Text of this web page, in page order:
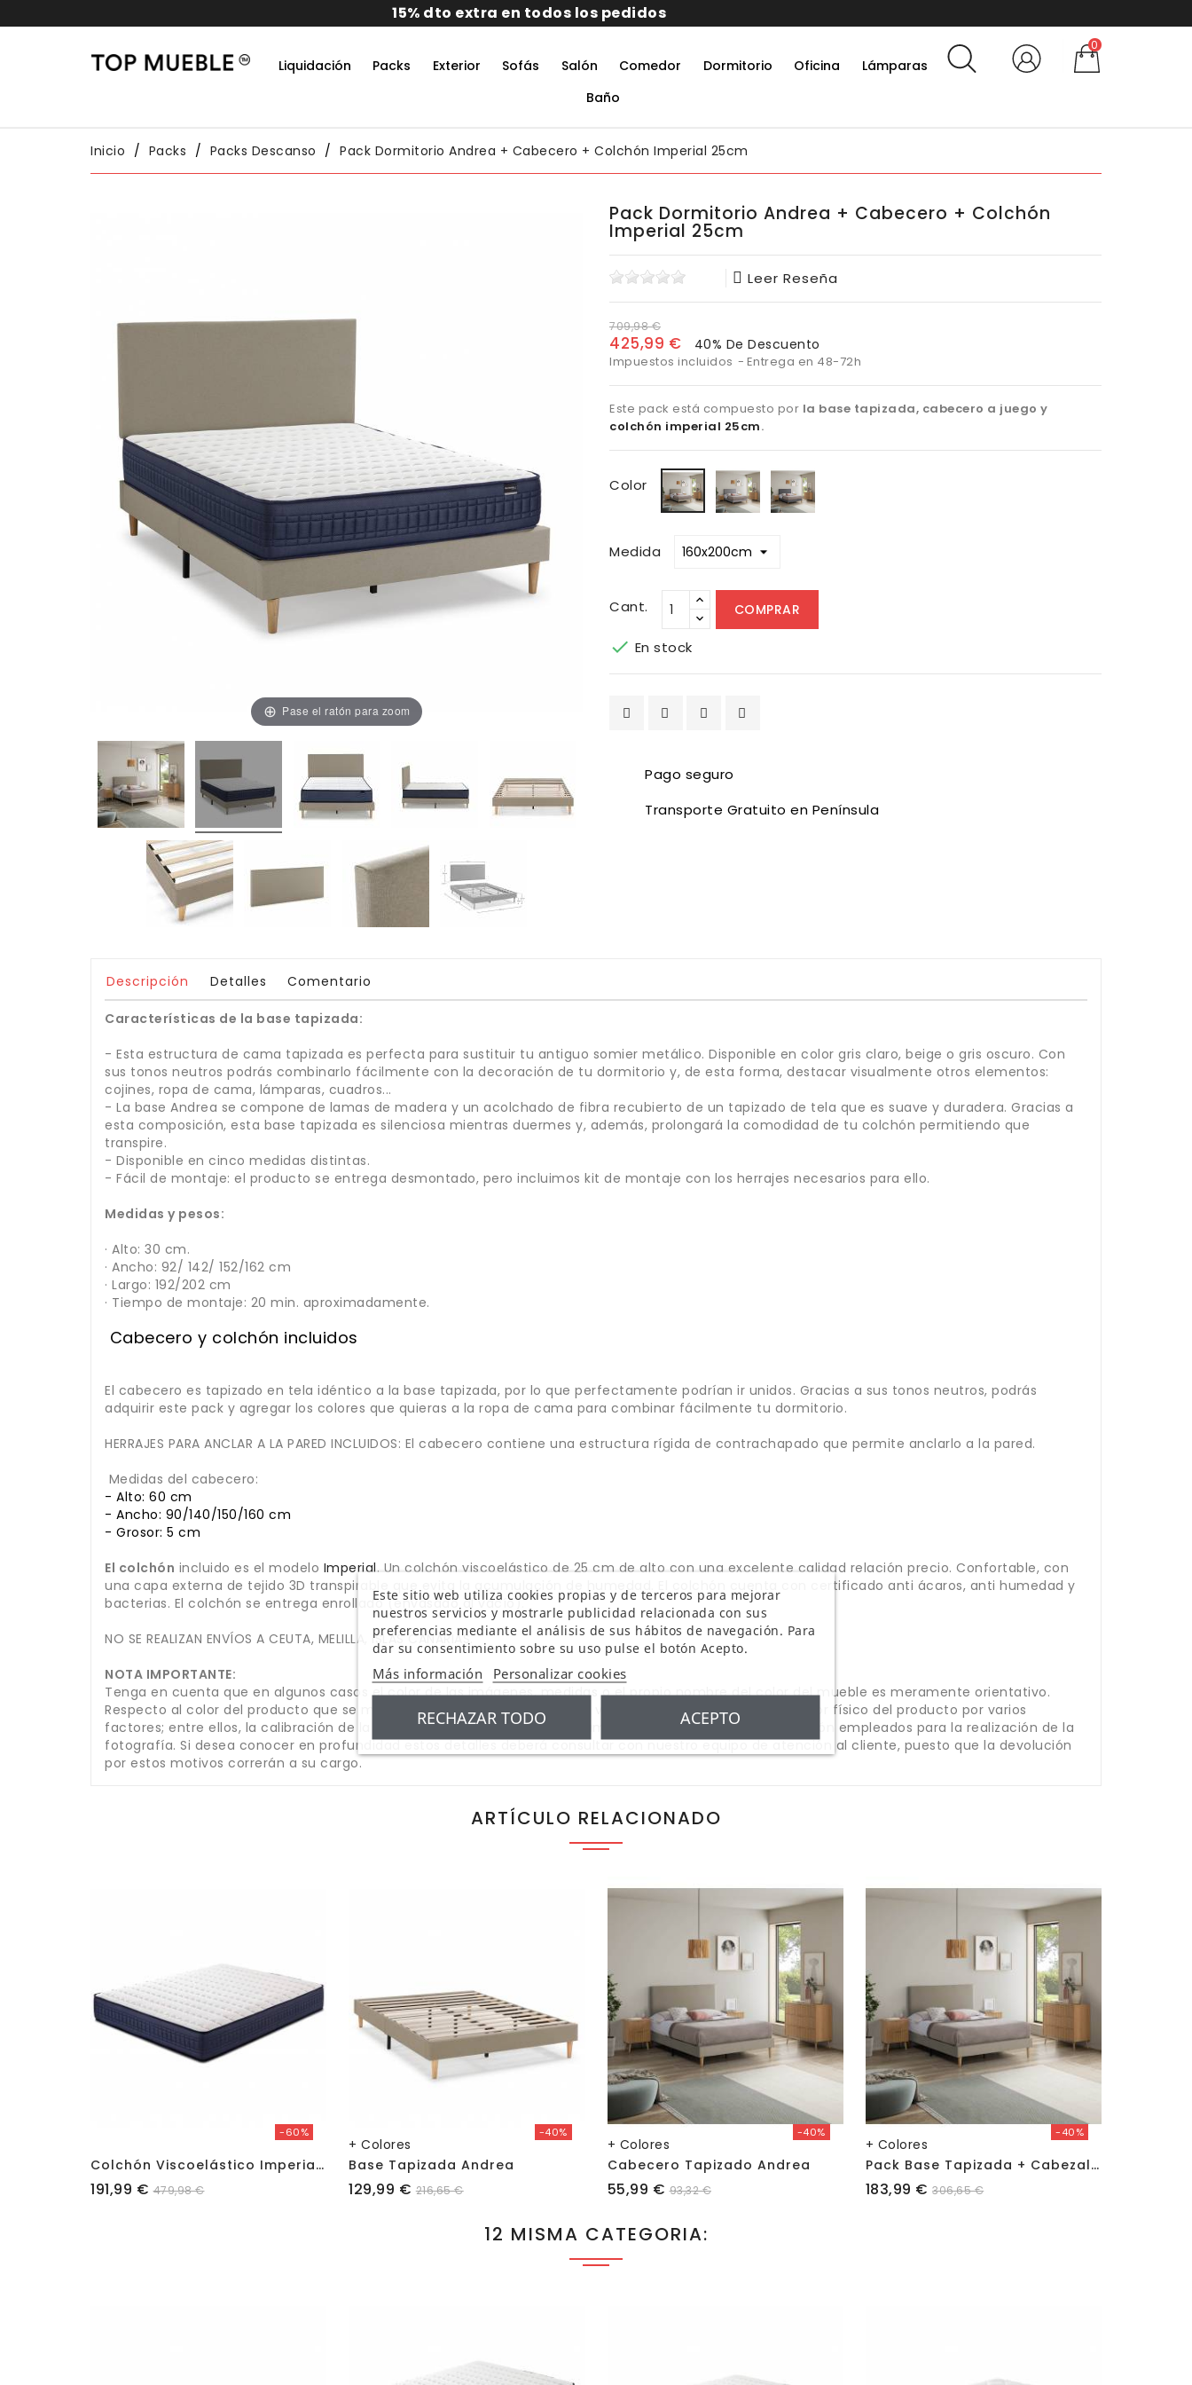
Liquidación Packs Exterior Sofás Salón Comedor Dormitorio Oficina
Lámparas
Baño
0
Inicio Packs Packs Descanso Pack Dormitorio Andrea + Cabecero + Colchón Imperial 25cm
Pase el ratón para zoom
Pack Dormitorio Andrea + Cabecero + Colchón
Imperial 25cm
Leer Reseña
709,98 €
425,99 € 40% De Descuento
Impuestos incluidos Entrega en 48-72h
Este pack está compuesto por la base tapizada, cabecero a juego y
colchón imperial 25cm.
Color Beige
Gris
Claro
Gris
Oscuro
Medida
Cant. COMPRAR
 En stock
Pago seguro
Transporte Gratuito en Península
Descripción Detalles Comentario
Características de la base tapizada:
- Esta estructura de cama tapizada es perfecta para sustituir tu antiguo somier metálico. Disponible en color gris claro, beige o gris oscuro. Con
sus tonos neutros podrás combinarlo fácilmente con la decoración de tu dormitorio y, de esta forma, destacar visualmente otros elementos:
cojines, ropa de cama, lámparas, cuadros...
- La base Andrea se compone de lamas de madera y un acolchado de fibra recubierto de un tapizado de tela que es suave y duradera. Gracias a
esta composición, esta base tapizada es silenciosa mientras duermes y, además, prolongará la comodidad de tu colchón permitiendo que
transpire.
- Disponible en cinco medidas distintas.
- Fácil de montaje: el producto se entrega desmontado, pero incluimos kit de montaje con los herrajes necesarios para ello.
Medidas y pesos:
· Alto: 30 cm.
· Ancho: 92/ 142/ 152/162 cm
· Largo: 192/202 cm
· Tiempo de montaje: 20 min. aproximadamente.
Cabecero y colchón incluidos
El cabecero es tapizado en tela idéntico a la base tapizada, por lo que perfectamente podrían ir unidos. Gracias a sus tonos neutros, podrás
adquirir este pack y agregar los colores que quieras a la ropa de cama para combinar fácilmente tu dormitorio.
HERRAJES PARA ANCLAR A LA PARED INCLUIDOS: El cabecero contiene una estructura rígida de contrachapado que permite anclarlo a la pared.
Medidas del cabecero:
- Alto: 60 cm
- Ancho: 90/140/150/160 cm
- Grosor: 5 cm
El colchón incluido es el modelo Imperial. Un colchón viscoelástico de 25 cm de alto con una excelente calidad relación precio. Confortable, con
una capa externa de tejido 3D transpirable que evita la acumulación de humedad. El colchón cuenta con certificado anti ácaros, anti humedad y
bacterias. El colchón se entrega enrollado (envasado al vacío).
NO SE REALIZAN ENVÍOS A CEUTA, MELILLA, ISLAS CANARIAS.
NOTA IMPORTANTE:
Tenga en cuenta que en algunos casos el color de las imágenes, medidas o el propio nombre del color del mueble es meramente orientativo.
Respecto al color del producto que se muestra en la pantalla este puede variar en comparación con el color físico del producto por varios
factores; entre ellos, la calibración de la propia pantalla digital, la luz de ambiente o el ángulo de visualización empleados para la realización de la
fotografía. Si desea conocer en profundidad estos detalles deberá consultar con nuestro equipo de atención al cliente, puesto que la devolución
por estos motivos correrán a su cargo.
ARTÍCULO RELACIONADO
-60%
C
Olchón Viscoelástico Imperial 25cm
Precio
191,99 € 479,98 €
+ Colores
-40%
Base Tapizada Andrea
Precio
129,99 € 216,65 €
+ Colores
-40%
Cabecero Tapizado Andrea
Precio
55,99 € 93,32 €
+ Colores
-40%
P
Ack Base Tapizada + Cabezal Andrea
Precio
183,99 € 306,65 €
12 MISMA CATEGORIA:
Este sitio web utiliza cookies propias y de terceros para mejorar
nuestros servicios y mostrarle publicidad relacionada con sus
preferencias mediante el análisis de sus hábitos de navegación. Para
dar su consentimiento sobre su uso pulse el botón Acepto.
Más información Personalizar cookies
RECHAZAR TODO ACEPTO